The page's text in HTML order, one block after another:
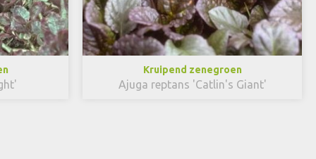
Kruipend zenegroen
Ajuga reptans 'Catlin's Giant'